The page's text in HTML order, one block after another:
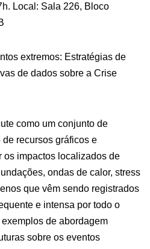
Local: Sala 226, Bloco
extremos: Estratégias de
de dados sobre a Crise
como um conjunto de
recursos gráficos e
os impactos localizados de
ondas de calor, stress
que vêm sendo registrados
e intensa por todo o
de abordagem
sobre os eventos